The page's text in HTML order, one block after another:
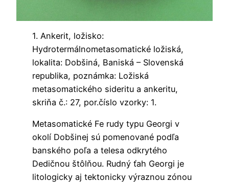
1. Ankerit, ložisko:
Hydrotermálnometasomatické ložiská,
lokalita: Dobšiná, Baniská – Slovenská
republika, poznámka: Ložiská
metasomatického sideritu a ankeritu,
skriňa č.: 27, por.číslo vzorky: 1.
Metasomatické Fe rudy typu Georgi v
okolí Dobšinej sú pomenované podľa
banského poľa a telesa odkrytého
Dedičnou štôlňou. Rudný ťah Georgi je
litologicky aj tektonicky výraznou zónou